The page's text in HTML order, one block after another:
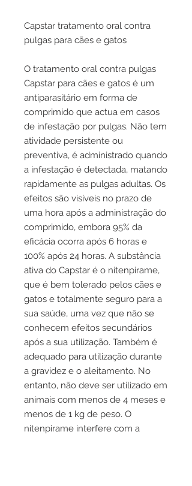
Capstar tratamento oral contra
pulgas para cães e gatos
O tratamento oral contra pulgas
Capstar para cães e gatos é um
antiparasitário em forma de
comprimido que actua em casos
de infestação por pulgas. Não tem
atividade persistente ou
preventiva, é administrado quando
a infestação é detectada, matando
rapidamente as pulgas adultas. Os
efeitos são visíveis no prazo de
uma hora após a administração do
comprimido, embora 95% da
eficácia ocorra após 6 horas e
100% após 24 horas. A substância
ativa do Capstar é o nitenpirame,
que é bem tolerado pelos cães e
gatos e totalmente seguro para a
sua saúde, uma vez que não se
conhecem efeitos secundários
após a sua utilização. Também é
adequado para utilização durante
a gravidez e o aleitamento. No
entanto, não deve ser utilizado em
animais com menos de 4 meses e
menos de 1 kg de peso. O
nitenpirame interfere com a